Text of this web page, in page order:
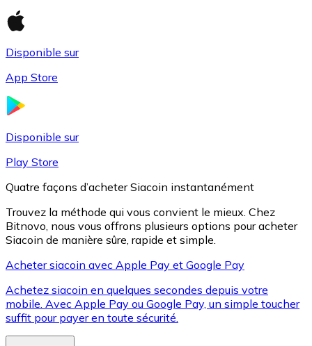
XRP
XRP
Disponible sur
App Store
Disponible sur
Play Store
Quatre façons d’acheter Siacoin instantanément
Trouvez la méthode qui vous convient le mieux. Chez
Bitnovo, nous vous offrons plusieurs options pour acheter
Siacoin de manière sûre, rapide et simple.
Acheter siacoin avec Apple Pay et Google Pay
Achetez siacoin en quelques secondes depuis votre
mobile. Avec Apple Pay ou Google Pay, un simple toucher
suffit pour payer en toute sécurité.